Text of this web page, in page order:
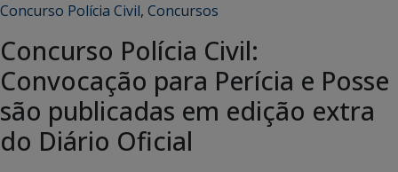
Concurso Polícia Civil, Concursos
Concurso Polícia Civil:
Convocação para Perícia e Posse
são publicadas em edição extra
do Diário Oficial